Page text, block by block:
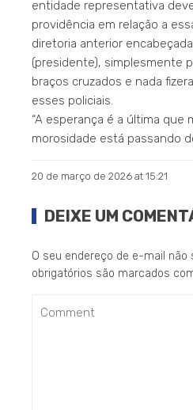
entidade representativa
providência em relação a
diretoria anterior
(presidente), simplesmente
braços cruzados e nada
esses policiais.
“A esperança é a última que
morosidade está passando
20 de março de 2026 at 15:21
DEIXE UM
O seu endereço de e-mail não
obrigatórios são marcados